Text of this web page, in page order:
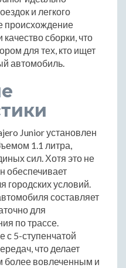
и легкого
происхождение
сборки, что
для тех, кто ищет
автомобиль.
Junior установлен
1.1 литра,
сил. Хотя это не
обеспечивает
городских условий.
составляет
для
по трассе.
с 5-ступенчатой
что делает
более вовлеченным и